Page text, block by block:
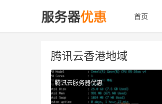
首页
腾讯云香港地域
腾讯云服务器优惠